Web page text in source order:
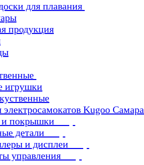
для плавания
продукция
игрушки
электросамокатов Kugoo Самара
покрышки
детали
и дисплеи
управления